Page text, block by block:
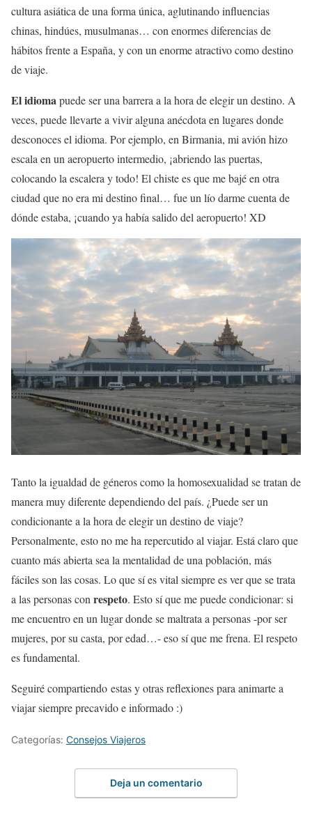
cultura asiática de una forma única, aglutinando influencias
chinas, hindúes, musulmanas… con enormes diferencias de
hábitos frente a España, y con un enorme atractivo como destino
de viaje.
El idioma puede ser una barrera a la hora de elegir un destino. A
veces, puede llevarte a vivir alguna anécdota en lugares donde
desconoces el idioma. Por ejemplo, en Birmania, mi avión hizo
escala en un aeropuerto intermedio, ¡abriendo las puertas,
colocando la escalera y todo! El chiste es que me bajé en otra
ciudad que no era mi destino final… fue un lío darme cuenta de
dónde estaba, ¡cuando ya había salido del aeropuerto! XD
Tanto la igualdad de géneros como la homosexualidad se tratan de
manera muy diferente dependiendo del país. ¿Puede ser un
condicionante a la hora de elegir un destino de viaje?
Personalmente, esto no me ha repercutido al viajar. Está claro que
cuanto más abierta sea la mentalidad de una población, más
fáciles son las cosas. Lo que sí es vital siempre es ver que se trata
a las personas con respeto. Esto sí que me puede condicionar: si
me encuentro en un lugar donde se maltrata a personas -por ser
mujeres, por su casta, por edad…- eso sí que me frena. El respeto
es fundamental.
Seguiré compartiendo estas y otras reflexiones para animarte a
viajar siempre precavido e informado :)
Categorías: Consejos Viajeros
Deja un comentario